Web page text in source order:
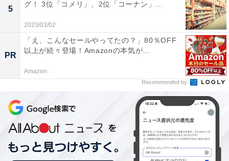
行きたい…」（30代女性／東京都）などのコメントが寄
※回答者からのコメントは原文ママです
この記事の筆者：福島 ゆき プロフィール
アニメや漫画のレビュー、エンタメトピックスなどを中
心に、オールジャンルで執筆中のライター。時々、店舗
取材などのリポート記事も担当。All AboutおよびAll
About ニュースでのライター歴は6年。
5
グ！ 3位「コメリ」、2位「コーナン」...
2023/03/02
PR
「え、こんなセールやってたの？」80％OFF
以上が続々登場！Amazonの本気が...
Amazon
Recommended by